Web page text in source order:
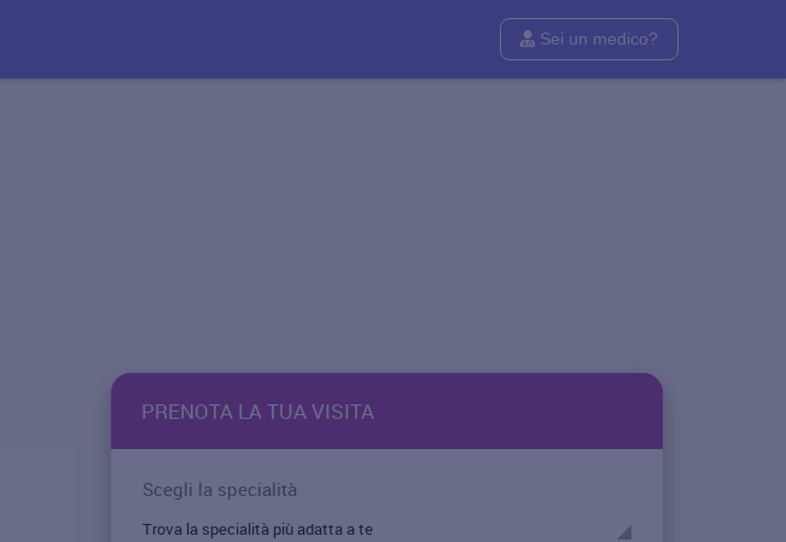
Sei un medico?
PRENOTA LA TUA VISITA
Scegli la specialità